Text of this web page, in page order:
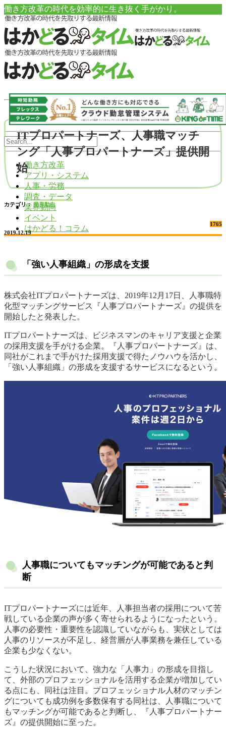
働き方改革の時代を効率的に生き抜く手がかり。
働き方改革
アプリ・システム
人事・労務
調査・データ
業界動向
イベント
はかどる！コラム
ITプロパートナーズ、人事職マッチ
ング「人事プロパートナーズ」提供開
始
カテゴリ： 業界動向
1765
2019.12.19
「強い人事組織」の形成を支援
株式会社ITプロパートナーズは、2019年12月17日、人事職特
化型マッチングサービス『人事プロパートナーズ』の提供を
開始したと発表した。
ITプロパートナーズは、ビジネスマンのキャリア支援と企業
の採用支援を手がける企業。『人事プロパートナーズ』は、
同社がこれまで手がけた採用支援で得たノウハウを活かし、
「強い人事組織」の形成を支援するサービスになるという。
人事職についてもマッチングが可能であると判
断
ITプロパートナーズには近年、人事担当者の採用について苦
戦している企業の声が多く寄せられるようになったという。
人事の必要性・重要性を認識していながらも、実状としては
人事のリソースが不足し、経営層が人事業務を兼任している
企業も少なくない。
こうした状況において、強力な「人事力」の形成を目指し
て、外部のプロフェッショナルを活用する企業が増加してい
る点にも、同社は注目。プロフェッショナル人材のマッチン
グについても成功例を多数保有する同社は、人事職について
もマッチングが可能であると判断し、『人事プロパートナー
ズ』の提供開始に至った。